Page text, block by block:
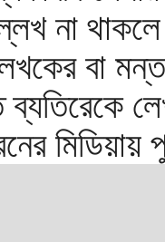
না
বা
মিডিয়ায়